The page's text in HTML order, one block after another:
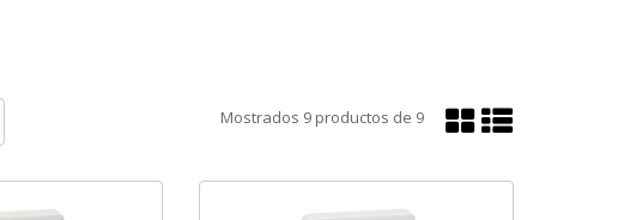
Mostrar
en
Mostrar
en
Mostrados 9 productos de 9